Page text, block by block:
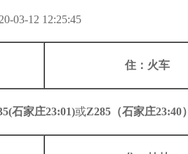
03-12 12:25:45
住：火车
石家庄23:01)或Z285（石家庄23:40）